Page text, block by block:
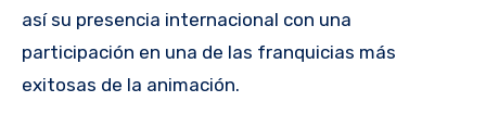
así su presencia internacional con una
participación en una de las franquicias más
exitosas de la animación.